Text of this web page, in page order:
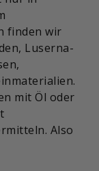
finden wir
Luserna-
mit Öl oder
Also